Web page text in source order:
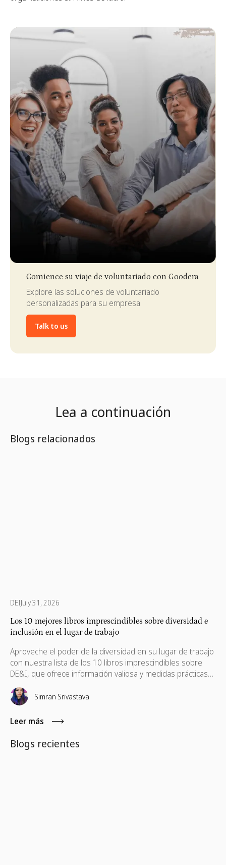
Comience su viaje de voluntariado con Goodera
Explore las soluciones de voluntariado
personalizadas para su empresa.
Talk to us
Lea a continuación
Blogs relacionados
DEIJuly 31, 2026
Los 10 mejores libros imprescindibles sobre diversidad e
inclusión en el lugar de trabajo
Aproveche el poder de la diversidad en su lugar de trabajo
con nuestra lista de los 10 libros imprescindibles sobre
DE&I, que ofrece información valiosa y medidas prácticas
para crear un entorno de trabajo más equitativo.
Simran Srivastava
Leer más
Blogs recientes